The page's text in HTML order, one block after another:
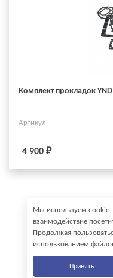
Комплект прокладок
Артикул
4 900 ₽
Мы используем cookie.
взаимодействие
Продолжая
использованием
Принять